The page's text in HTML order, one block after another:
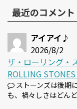
最近のコメント
アイアイ♪
2026/8/2
ザ・ローリング・
ROLLING
ストーンズは後期
も、禍々しさはどん